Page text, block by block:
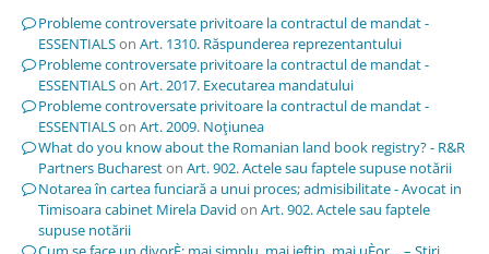
Probleme controversate privitoare la contractul de mandat -
ESSENTIALSon Art. 1310. Răspunderea reprezentantului
Probleme controversate privitoare la contractul de mandat -
ESSENTIALSon Art. 2017. Executarea mandatului
Probleme controversate privitoare la contractul de mandat -
ESSENTIALSon Art. 2009. Noţiunea
What do you know about the Romanian land book registry? - R&R
Partners Buchareston Art. 902. Actele sau faptele supuse notării
Notarea în cartea funciară a unui proces; admisibilitate - Avocat in
Timisoara cabinet Mirela David on Art. 902. Actele sau faptele
supuse notării